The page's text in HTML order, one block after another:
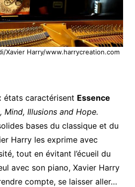
Xavier Harry/www.harrycreation.com
états caractérisent Essence
Mind, Illusions and Hope.
bases du classique et du
Harry les exprime avec
tout en évitant l’écueil du
avec son piano, Xavier Harry
compte, se laisser aller…